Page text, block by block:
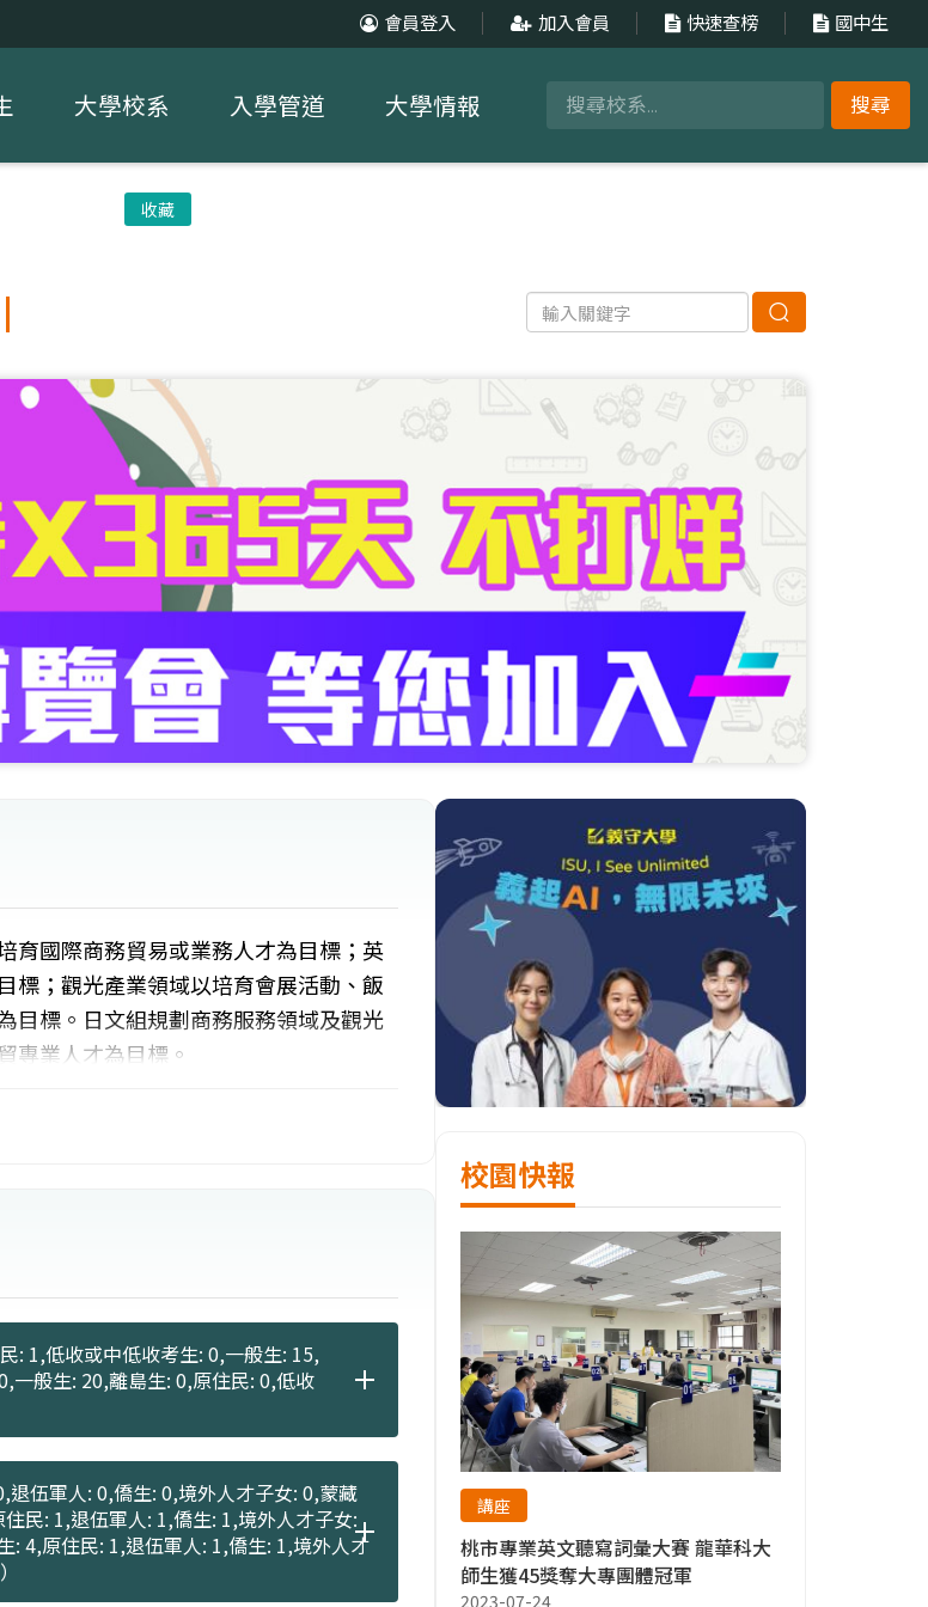
會員登入 加入會員 快速查榜 國中生
搜尋
大學校系 入學管道 大學情報
收藏
育國際商務貿易或業務人才為目標；英
標；觀光產業領域以培育會展活動、飯
目標。日文組規劃商務服務領域及觀光
專業人才為目標。
: 1,低收或中低收考生: 0,一般生: 15,
一般生: 20,離島生: 0,原住民: 0,低收
伍軍人: 0,僑生: 0,境外人才子女: 0,蒙藏
民: 1,退伍軍人: 1,僑生: 1,境外人才子女:
: 4,原住民: 1,退伍軍人: 1,僑生: 1,境外人才
校園快報
講座
桃市專業英文聽寫詞彙大賽 龍華科大
師生獲45獎奪大專團體冠軍
2023-07-24